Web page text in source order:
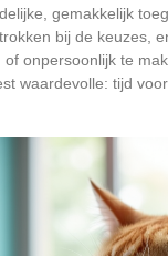
gemakkelijk
bij de keuzes,
onpersoonlijk te
waardevolle: tijd